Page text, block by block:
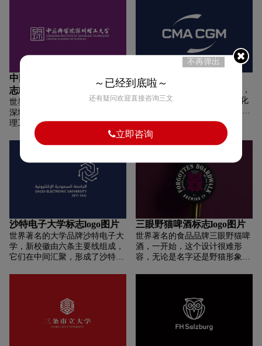
狸”为题名，从而正式确定了这
个绰号。同时海狸是俄勒冈州的
识），森林，三颗五角星（ 俄勒
冈州立大学三个校区：科瓦利
斯、本德和纽波特）、俄勒冈海
岸（俄勒冈州的地理位置）、喀
斯喀特山脉、阳光和大学的创建
时间“1868”。 整体盾牌的造型来
源于俄勒冈州旗的图形结构。
这座城堡是少数经历“二战”炮火
洗礼后，还是以完全“存活”的历
史遗迹。但为了更清晰展现城堡
面貌，新标识将原来侧面的城堡
改为正面，并移除了圆圈周围的
中国科学院深圳理工大学标
志logo图片
世界著名的大学品牌中国科学院
深圳理工大学，中国科学院深圳
理工大学而是用一本打开的书籍
作为背景轮廓，白色的图形中不
仅有学校的英文缩写「SIAT」，
而是还融入了学校所在地「深
圳」两个汉字（图形整体是
「深」字，下半部分的「IT」就
可以理解成「圳」了）。
达飞海运标志logo图片
世界著名的高铁品牌达飞海运，
新LOGO减少了配色的同时优化
了文字上下的弧线图形，新的图
形面积更大更厚实，字体在变细
的同时颜色也由之前的红蓝统一
变为更深的“法国蓝”。新形象彰
沙特电子大学标志logo图片
世界著名的大学品牌沙特电子大
学，新校徽由六条主要线组成，
它们在中间汇聚，形成了沙特王
神经中枢或从神经中枢转移到科
学，智慧，创造力和技术发展，
体现学校科学和知识的多样性。
在颜色上，紫罗兰色是蓝色和红
三眼野猫啤酒标志logo图片
世界著名的食品品牌三眼野猫啤
酒，一开始，这个设计很难形
容，无论是名字还是野猫形象，
缝隙中掉下来，当然也经常会留
下一些丢弃的食物。这些成为野
猫的主要食物来源。随着时间的
推移，木板路已成为许多野猫的
不再弹出
～已经到底啦～
还有疑问欢迎直接咨询三文
立即咨询